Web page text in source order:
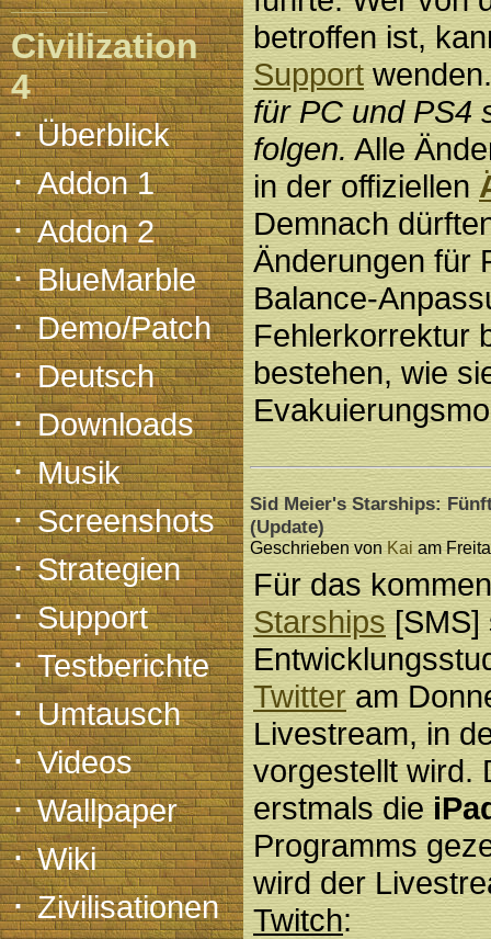
Civilization
4
·Überblick
·Addon 1
·Addon 2
·BlueMarble
·Demo/Patch
·Deutsch
·Downloads
·Musik
·Screenshots
·Strategien
·Support
·Testberichte
·Umtausch
·Videos
·Wallpaper
·Wiki
·Zivilisationen
betroffen ist,
Support
für PC und PS4
folgen.Alle
in der offiziellen
Demnach
Änderungen für
Balance-
Fehlerkorrektur
bestehen, wie
Sid Meier's Starships:
(Update)
Geschrieben vonKai am
Für das
Starships[SMS]
Twitteram
Livestream, in
vorgestellt wird.
erstmals die
Programms
wird der
Twitch: